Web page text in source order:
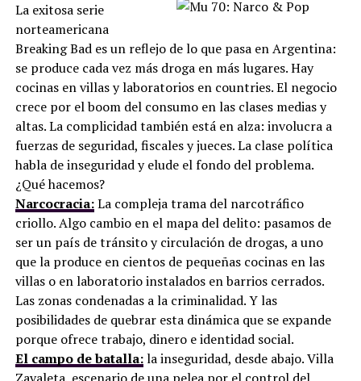
La exitosa serie
norteamericana
Breaking Bad es un reflejo de lo que pasa en Argentina:
se produce cada vez más droga en más lugares. Hay
cocinas en villas y laboratorios en countries. El negocio
crece por el boom del consumo en las clases medias y
altas. La complicidad también está en alza: involucra a
fuerzas de seguridad, fiscales y jueces. La clase política
habla de inseguridad y elude el fondo del problema.
¿Qué hacemos?
Narcocracia:La compleja trama del narcotráfico
criollo. Algo cambio en el mapa del delito: pasamos de
ser un país de tránsito y circulación de drogas, a uno
que la produce en cientos de pequeñas cocinas en las
villas o en laboratorio instalados en barrios cerrados.
Las zonas condenadas a la criminalidad. Y las
posibilidades de quebrar esta dinámica que se expande
porque ofrece trabajo, dinero e identidad social.
El campo de batalla:la inseguridad, desde abajo. Villa